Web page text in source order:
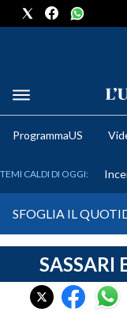
METEO
CRONACA SARDEGNA
CAGLIARI
ProgrammaUS
TEMI CALDI DI OGGI:
SFOGLIA IL
SASSARI